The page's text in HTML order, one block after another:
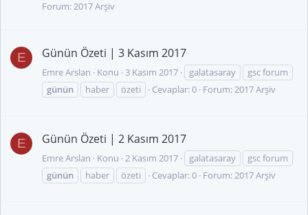
Forum:2017 Arşiv
E Günün Özeti | 3 Kasım 2017
Emre Arslan Konu 3 Kasım 2017 galatasaray
gsc forum
günün
haber özeti Cevaplar: 0 Forum:2017 Arşiv
E Günün Özeti | 2 Kasım 2017
Emre Arslan Konu 2 Kasım 2017 galatasaray
gsc forum
günün
haber özeti Cevaplar: 0 Forum:2017 Arşiv